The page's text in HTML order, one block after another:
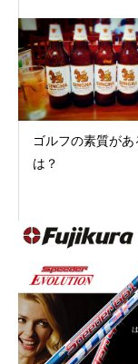
ゴルフの素質があ
は？